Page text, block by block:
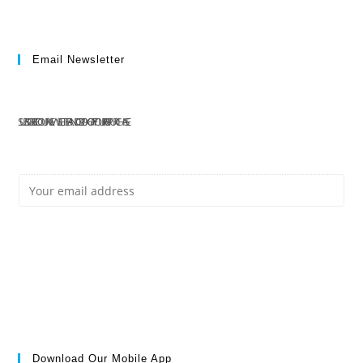
Email Newsletter
SUBSCRIBE TO OUR NEWSLETTER AND GET 10% OFF YOUR FIRST PURCHASE
Download Our Mobile App